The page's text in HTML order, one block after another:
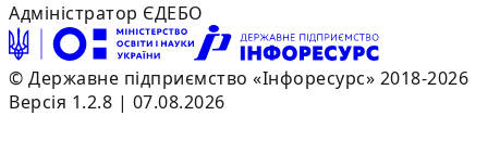
Адміністратор ЄДЕБО
© Державне підприємство «Інфоресурс» 2018-2026
Версія 1.2.8 | 07.08.2026